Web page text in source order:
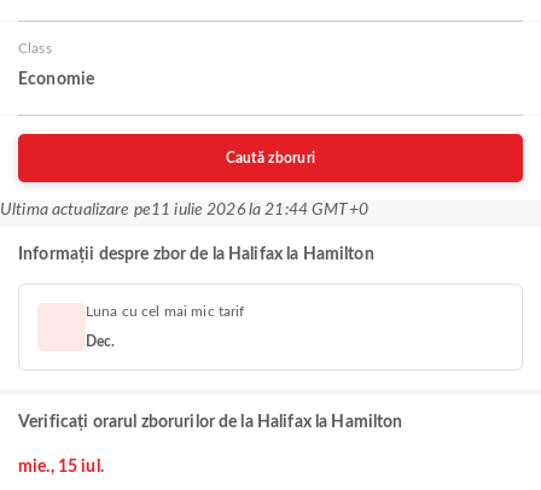
Class
Economie
Caută zboruri
Ultima actualizare pe11 iulie 2026 la 21:44 GMT+0
Informații despre zbor de la Halifax la Hamilton
Luna cu cel mai mic tarif
Dec.
Verificați orarul zborurilor de la Halifax la Hamilton
mie., 15 iul.